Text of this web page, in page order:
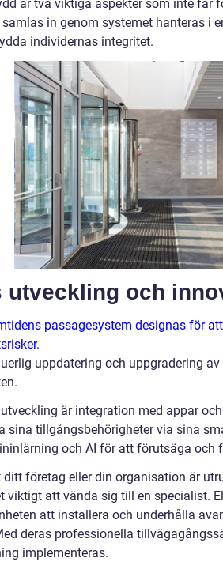
är två viktiga aspekter som inte får
in genom systemet hanteras i
individernas integritet.
utveckling och
passagesystem designas för
uppdatering och uppgradering
är integration med appar
sina tillgångsbehörigheter via sina
och AI för att förutsäga och
ditt företag eller din organisation är
viktigt att vända sig till en specialist.
att installera och underhålla
deras professionella
implementeras.